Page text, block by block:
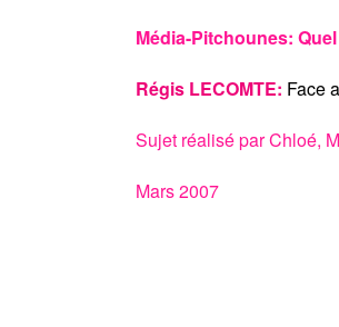
Média-Pitchounes:
Régis LECOMTE: Face
Sujet réalisé par Chloé,
Mars 2007